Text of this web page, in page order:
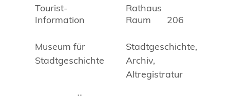
Tourist-
Information
Museum für
Stadtgeschichte
Rathaus
Raum
206
Stadtgeschichte,
Archiv,
Altregistratur